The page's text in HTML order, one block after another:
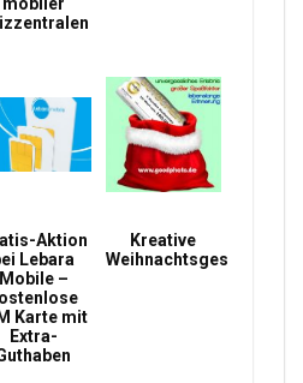
mobiler
Aktion
Lebara
Mobile –
Karte mit
Extra-
Kreative
Weihnachtsgeschenke